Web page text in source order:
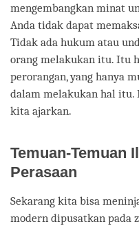
mengembangkan minat
Anda tidak dapat
Tidak ada hukum atau
orang melakukan itu. Itu
perorangan, yang hanya
dalam melakukan hal
kita ajarkan.
Temuan-Temuan
Perasaan
Sekarang kita bisa
modern dipusatkan pada